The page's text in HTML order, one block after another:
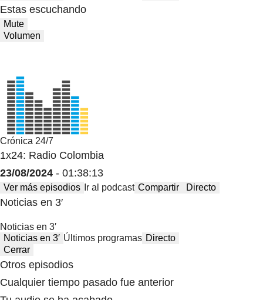
Estas escuchando
Mute
Volumen
Crónica 24/7
1x24: Radio Colombia
23/08/2024 - 01:38:13
Ver más episodios Ir al podcast Compartir Directo
Noticias en 3′
Noticias en 3′
Noticias en 3′ Últimos programas Directo
Cerrar
Otros episodios
Cualquier tiempo pasado fue anterior